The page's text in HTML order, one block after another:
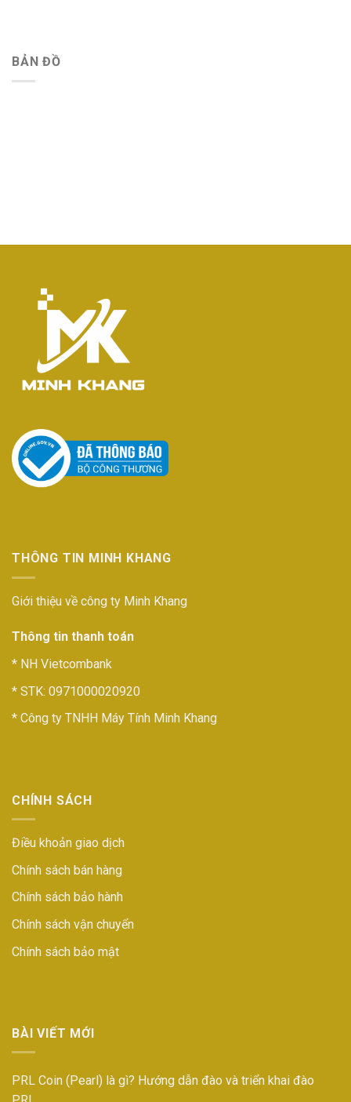
BẢN ĐỒ
THÔNG TIN MINH KHANG
Giới thiệu về công ty Minh Khang
Thông tin thanh toán
* NH Vietcombank
* STK: 0971000020920
* Công ty TNHH Máy Tính Minh Khang
CHÍNH SÁCH
Điều khoản giao dịch
Chính sách bán hàng
Chính sách bảo hành
Chính sách vận chuyển
Chính sách bảo mật
BÀI VIẾT MỚI
PRL Coin (Pearl) là gì? Hướng dẫn đào và triển khai đào